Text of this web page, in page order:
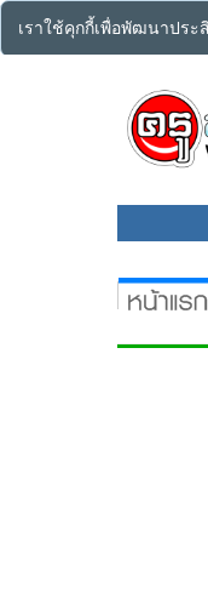
เราใช้คุกกี้เพื่อพัฒนาปร